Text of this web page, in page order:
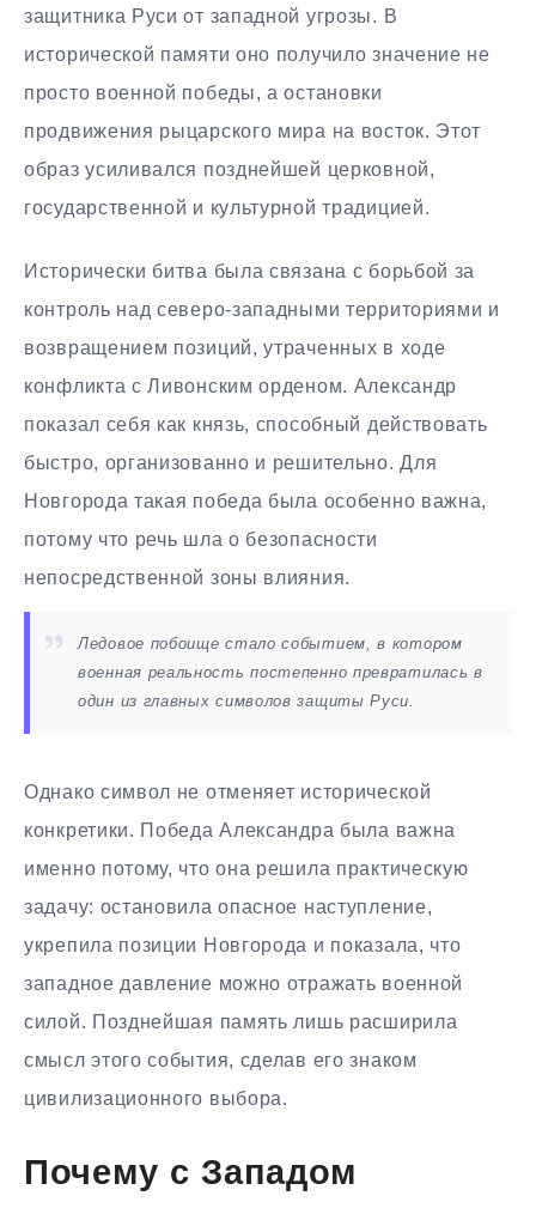
защитника Руси от западной угрозы. В
исторической памяти оно получило значение не
просто военной победы, а остановки
продвижения рыцарского мира на восток. Этот
образ усиливался позднейшей церковной,
государственной и культурной традицией.
Исторически битва была связана с борьбой за
контроль над северо-западными территориями и
возвращением позиций, утраченных в ходе
конфликта с Ливонским орденом. Александр
показал себя как князь, способный действовать
быстро, организованно и решительно. Для
Новгорода такая победа была особенно важна,
потому что речь шла о безопасности
непосредственной зоны влияния.
Ледовое побоище стало событием, в котором
военная реальность постепенно превратилась в
один из главных символов защиты Руси.
Однако символ не отменяет исторической
конкретики. Победа Александра была важна
именно потому, что она решила практическую
задачу: остановила опасное наступление,
укрепила позиции Новгорода и показала, что
западное давление можно отражать военной
силой. Позднейшая память лишь расширила
смысл этого события, сделав его знаком
цивилизационного выбора.
Почему с Западом